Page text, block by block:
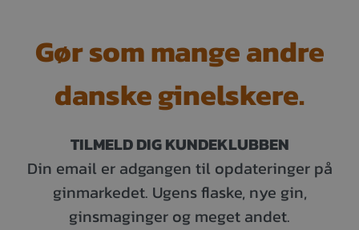
Gør som mange andre
danske ginelskere.
TILMELD DIG KUNDEKLUBBEN
Din email er adgangen til opdateringer på
ginmarkedet. Ugens flaske, nye gin,
ginsmaginger og meget andet.